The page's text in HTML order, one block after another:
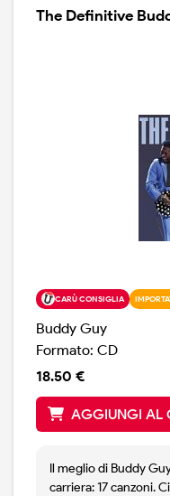
Back,Gunsmoe
anche ospiti
The Definitive
CARÙ CONSIGLIA
Buddy Guy
Formato: CD
18.50 €
AGGIUNGI AL
Il meglio di Buddy
carriera: 17 canzoni.